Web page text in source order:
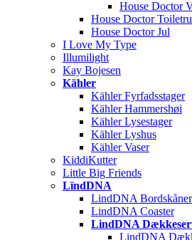
House Doctor
House Doctor
House Doctor Jul
I Love My Type
Illumilight
Kay Bojesen
Kähler
Kähler Fyrfadsstager
Kähler Hammershøi
Kähler Lysestager
Kähler Lyshus
Kähler Vaser
KiddiKutter
Little Big Friends
LïndDNA
LindDNA Bordskåner
LindDNA Coaster
LindDNA
LindDNA